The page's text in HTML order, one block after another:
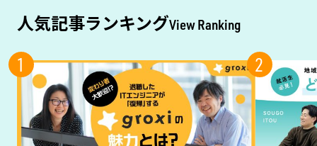
人気記事ランキングView Ranking
1 2